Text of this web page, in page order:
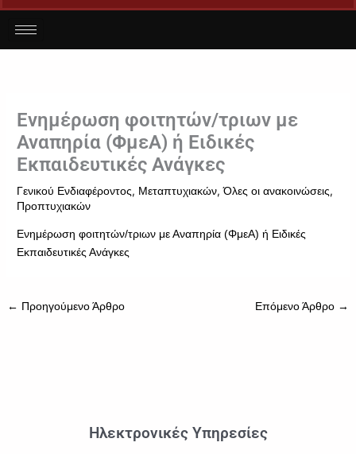
Ενημέρωση φοιτητών/τριων με
Αναπηρία (ΦμεΑ) ή Ειδικές
Εκπαιδευτικές Ανάγκες
Γενικού Ενδιαφέροντος, Μεταπτυχιακών,Όλες οι ανακοινώσεις,
Προπτυχιακών
Ενημέρωση φοιτητών/τριων με Αναπηρία (ΦμεΑ) ή Ειδικές
Εκπαιδευτικές Ανάγκες
← Προηγούμενο Άρθρο Επόμενο Άρθρο →
Ηλεκτρονικές Υπηρεσίες